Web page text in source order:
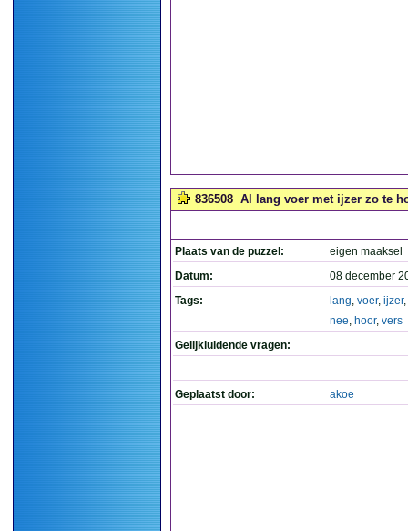
836508 Al lang voer met ijzer zo te
Plaats van de puzzel:
eigen maaksel
Datum:
08 december
Tags:
lang, voer, ijzer,
nee, hoor, vers
Gelijkluidende vragen:
Geplaatst door: akoe